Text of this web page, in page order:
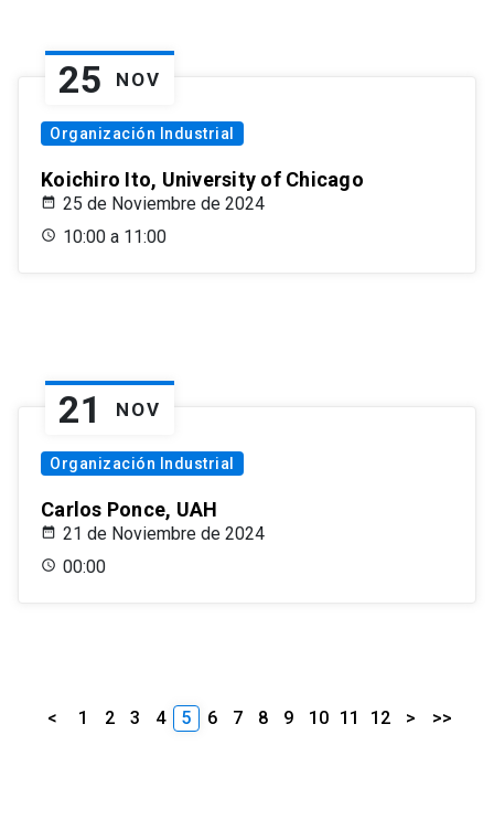
25 NOV
Organización Industrial
Koichiro Ito, University of Chicago
25 de Noviembre de 2024
10:00 a 11:00
21 NOV
Organización Industrial
Carlos Ponce, UAH
21 de Noviembre de 2024
00:00
< 1 2 3 4 5 6 7 8 9 10 11 12 > >>